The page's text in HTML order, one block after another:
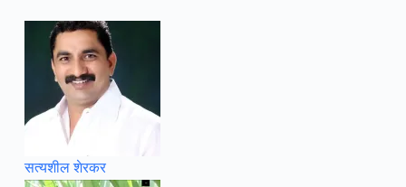
सत्यशील शेरकर